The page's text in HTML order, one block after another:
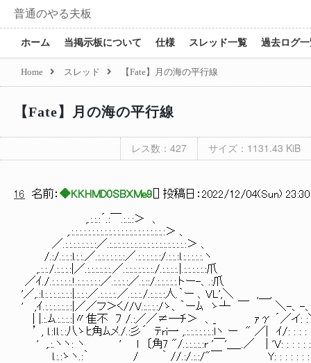
普通のやる夫板
ホーム 当掲示板について 仕様 スレッド一覧 過去ログ
Home スレッド 【Fate】月の海の平行線
【Fate】月の海の平行線
レス数：427 サイズ：1131.43 KiB
16 名前： ◆KKHMD0SBXMe9 ] 投稿日： 2022/12/04(Sun)
,.:.:.:´.:￣.:.:.:＞ 、
,.:.:.:.:.:.:.:.:.:.:.:.:.:.:.:.:.:.:.:.:.:.:.:＞ 、
／.:.:.:.:.:.:.:.:／.:.:.:.:.:.:.:.:.:.:.:.:.:.:.:.:.:.:.:＞ 、
/.:/.:.:.:l.:.:.／.:.:.:.:.:.:.:／.:.:.:.:.:.:/.:.:.:l.:.:.:.:.:.ヽ
,.:.:./.:.:.:.:|／.:.:.:.:.:.:.／.:.:.:.:.:.:.:./.:.:.:.:.|.:.:.:.:.:.:
／ｲ./.:.:.:.:.:.!.:.:.:.:.:.:／.:.:.:.:／.:.::/.:.:.:.:.:.トー-、.:爪
'／,.:l.:.:.:.:.:.:.:|.:.:.:／.:.:.:.:.／.:.:.:./.:.:.:.:人.｀ー 、
' ,ｲ.:.:.:.:.:.:.:|／／フ＞く//V.:.:.:.:/ゝ、｀ーﾑ ゝ┴ ￣ ＼-、-
| |.:.ﾑ.:.:.:.:|〃隹不 ﾌ /.:／／≠―ﾁ＞ 、_ ｧγ ´／イ
’ , l.:ｌl.:.:八ゝﾋ角ﾑメ./.:彡´ ﾃri一 ,.:.:.:.:.:.:.:lヽ ー " ／| ｲ/: : : :
' ,.:.ヽヽ: ヽ ' l 〔角7 "/.:.:.:.:.:r '￣'＿_.／ | 'V: : : : : :
l.:.:ゝヽ.:｀ / ｀ //.:/.:.:/"￣ Y: : : : : : : : : :